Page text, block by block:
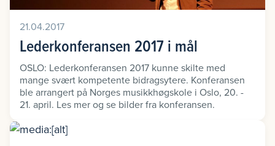
21.04.2017
Lederkonferansen 2017 i mål
OSLO: Lederkonferansen 2017 kunne skilte med
mange svært kompetente bidragsytere. Konferansen
ble arrangert på Norges musikkhøgskole i Oslo, 20. -
21. april. Les mer og se bilder fra konferansen.